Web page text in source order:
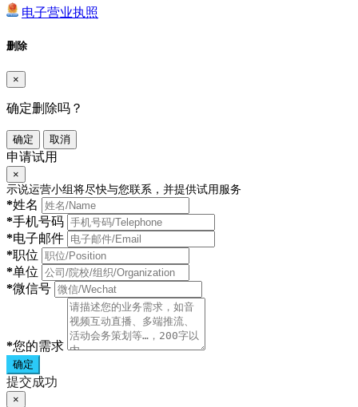
电子营业执照
删除
×
确定删除吗？
确定 取消
申请试用
×
示说运营小组将尽快与您联系，并提供试用服务
*姓名
*手机号码
*电子邮件
*职位
*单位
*微信号
*您的需求
确定
提交成功
×